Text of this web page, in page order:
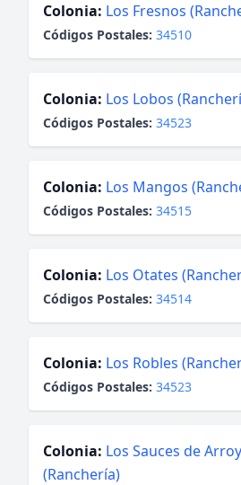
Colonia: Los Fresnos
Códigos Postales: 34510
Colonia: Los Lobos
Códigos Postales: 34523
Colonia: Los Mangos
Códigos Postales: 34515
Colonia: Los Otates
Códigos Postales: 34514
Colonia: Los Robles
Códigos Postales: 34523
Colonia: Los Sauces de
(Ranchería)